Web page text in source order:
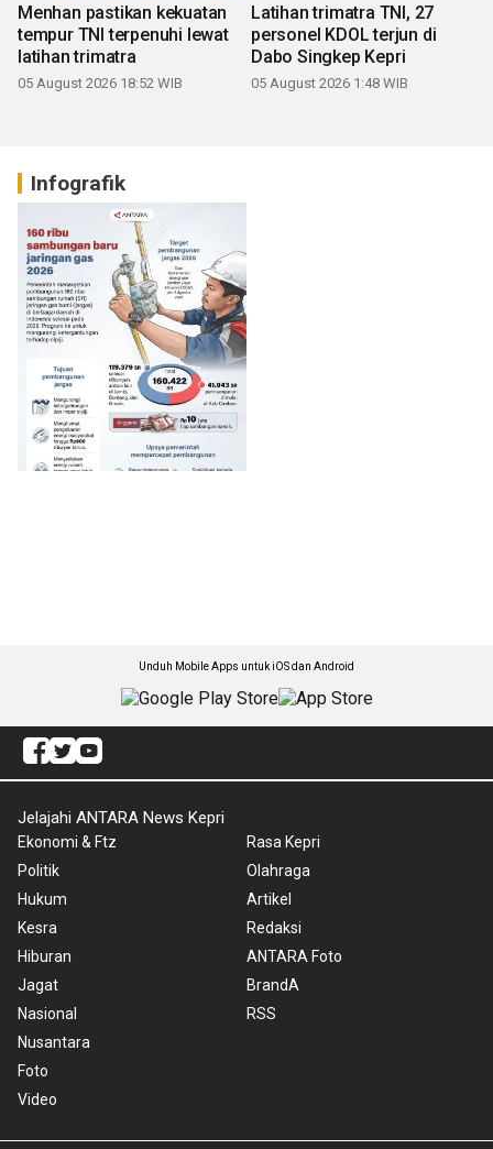
Menhan pastikan kekuatan
tempur TNI terpenuhi lewat
latihan trimatra
05 August 2026 18:52 WIB
Latihan trimatra TNI, 27
personel KDOL terjun di
Dabo Singkep Kepri
05 August 2026 1:48 WIB
Infografik
Unduh Mobile Apps untuk iOS dan Android
Jelajahi ANTARA News Kepri
Ekonomi & Ftz
Politik
Hukum
Kesra
Hiburan
Jagat
Nasional
Nusantara
Foto
Video
Rasa Kepri
Olahraga
Artikel
Redaksi
ANTARA Foto
BrandA
RSS